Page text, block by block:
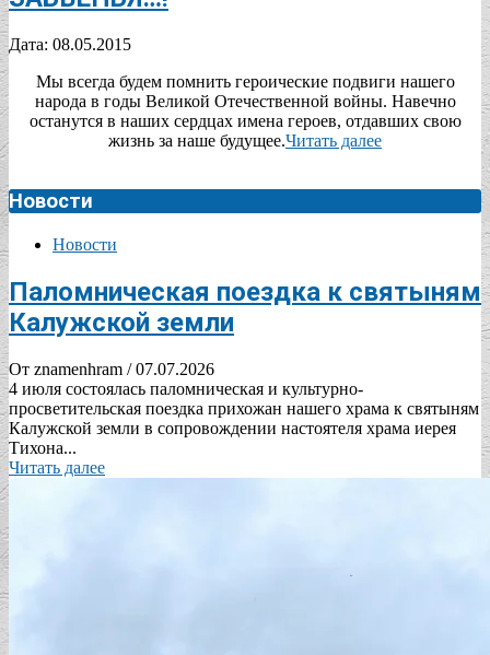
2015-
08
Дата: 08.05.2015
Мы всегда будем помнить героические подвиги нашего
народа в годы Великой Отечественной войны. Навечно
останутся в наших сердцах имена героев, отдавших свою
жизнь за наше будущее.Читать далее
Новости
Новости
Паломническая поездка к святыням
Калужской земли
От znamenhram / 07.07.2026
4 июля состоялась паломническая и культурно-
просветительская поездка прихожан нашего храма к святыням
Калужской земли в сопровождении настоятеля храма иерея
Тихона...
Читать далее